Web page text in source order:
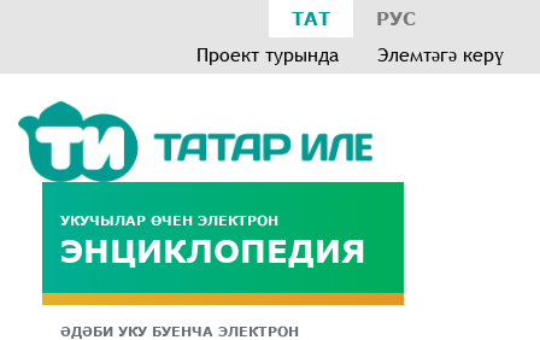
ТАТ РУС
Проект турында Элемтәгә керү
УКУЧЫЛАР ӨЧЕН ЭЛЕКТРОН
ЭНЦИКЛОПЕДИЯ
ӘДӘБИ УКУ БУЕНЧА ЭЛЕКТРОН